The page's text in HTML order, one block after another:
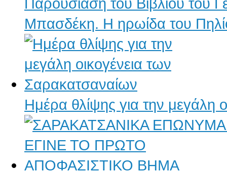
Μπασδέκη. Η ηρωίδα του
Ημέρα θλίψης για την μεγάλη